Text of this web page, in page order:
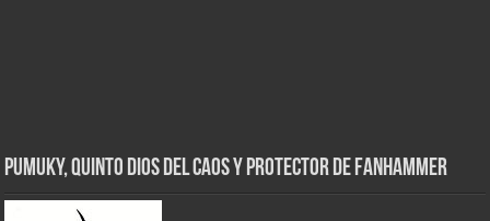
Pumuky, Quinto Dios del Caos y Protector de FanHammer